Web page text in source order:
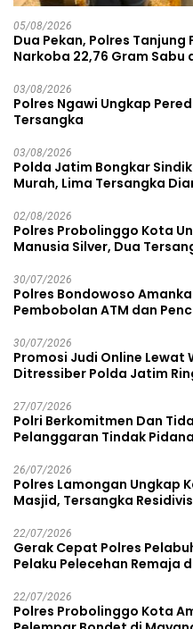
05/08/2026
Dua Pekan, Polres
Narkoba 22,76 Gram Sabu
03/08/2026
Polres Ngawi Ungkap
Tersangka
03/08/2026
Polda Jatim Bongkar
Murah, Lima Tersangka
02/08/2026
Polres Probolinggo Kota
Manusia Silver, Dua
30/07/2026
Polres Bondowoso
Pembobolan ATM dan
30/07/2026
Promosi Judi Online Lewat
Ditressiber Polda Jatim
27/07/2026
Polri Berkomitmen Dan
Pelanggaran Tindak
26/07/2026
Polres Lamongan Ungkap
Masjid, Tersangka
22/07/2026
Gerak Cepat Polres
Pelaku Pelecehan Remaja
22/07/2026
Polres Probolinggo Kota